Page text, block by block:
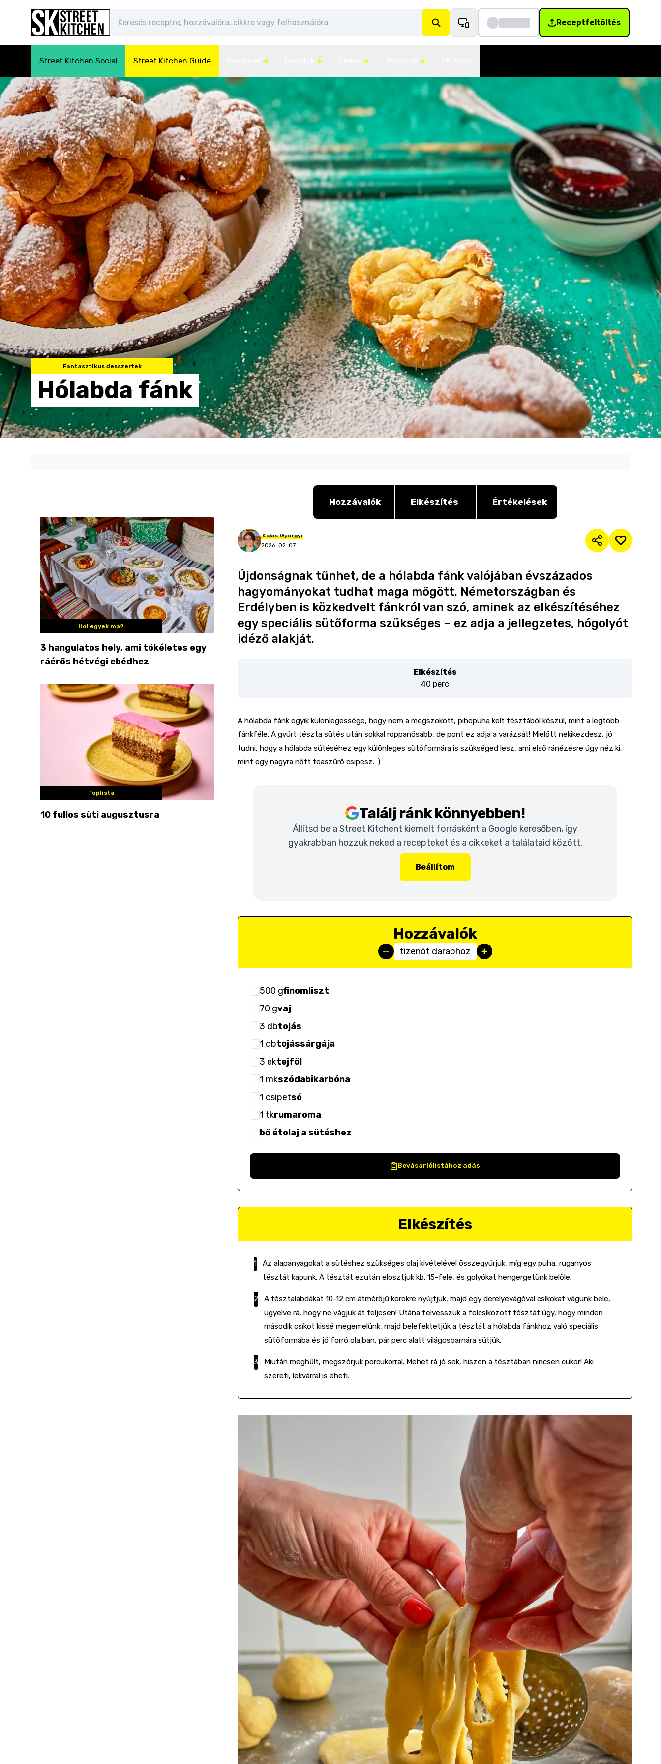
Receptfeltöltés
Street Kitchen Social Street Kitchen Guide
Fantasztikus desszertek
Hólabda fánk
Hol egyek ma?
3 hangulatos hely, ami tökéletes egy
ráérős hétvégi ebédhez
Toplista
10 fullos süti augusztusra
Hozzávalók Elkészítés Értékelések
Kalas Györgyi
2026. 02. 07.
Újdonságnak tűnhet, de a hólabda fánk valójában évszázados
hagyományokat tudhat maga mögött. Németországban és
Erdélyben is közkedvelt fánkról van szó, aminek az elkészítéséhez
egy speciális sütőforma szükséges – ez adja a jellegzetes, hógolyót
idéző alakját.
Elkészítés
40 perc
A hólabda fánk egyik különlegessége, hogy nem a megszokott, pihepuha kelt tésztából készül, mint a legtöbb
fánkféle. A gyúrt tészta sütés után sokkal roppanósabb, de pont ez adja a varázsát! Mielőtt nekikezdesz, jó
tudni, hogy a hólabda sütéséhez egy különleges sütőformára is szükséged lesz, ami első ránézésre úgy néz ki,
mint egy nagyra nőtt teaszűrő csipesz. :)
Találj ránk könnyebben!
Állítsd be a Street Kitchent kiemelt forrásként a Google keresőben, így
gyakrabban hozzuk neked a recepteket és a cikkeket a találataid között.
Beállítom
Hozzávalók
tizenöt darabhoz
500 gfinomliszt
70 gvaj
3 dbtojás
1 dbtojássárgája
3 ektejföl
1 mkszódabikarbóna
1 csipetsó
1 tkrumaroma
bő étolaj a sütéshez
Bevásárlólistához adás
Elkészítés
Az alapanyagokat a sütéshez szükséges olaj kivételével összegyúrjuk, míg egy puha, ruganyos
tésztát kapunk. A tésztát ezután elosztjuk kb. 15-felé, és golyókat hengergetünk belőle.
A tésztalabdákat 10-12 cm átmérőjű körökre nyújtjuk, majd egy derelyevágóval csíkokat vágunk bele,
ügyelve rá, hogy ne vágjuk át teljesen! Utána felvesszük a felcsíkozott tésztát úgy, hogy minden
második csíkot kissé megemelünk, majd belefektetjük a tésztát a hólabda fánkhoz való speciális
sütőformába és jó forró olajban, pár perc alatt világosbarnára sütjük.
Miután meghűlt, megszórjuk porcukorral. Mehet rá jó sok, hiszen a tésztában nincsen cukor! Aki
szereti, lekvárral is eheti.